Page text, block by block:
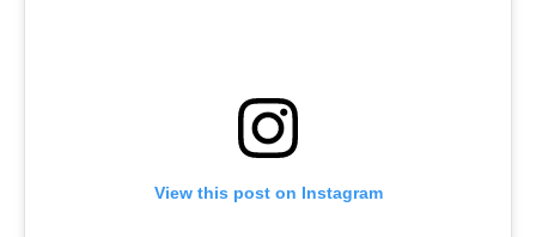
View this post on Instagram